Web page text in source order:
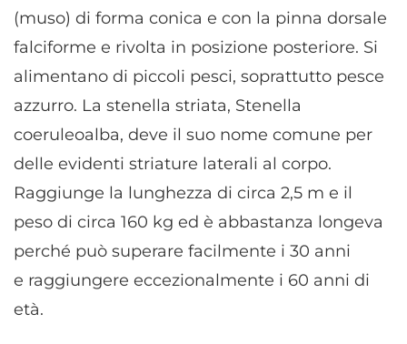
(muso) di forma conica e con la pinna dorsale
falciforme e rivolta in posizione posteriore. Si
alimentano di piccoli pesci, soprattutto pesce
azzurro. La stenella striata, Stenella
coeruleoalba, deve il suo nome comune per
delle evidenti striature laterali al corpo.
Raggiunge la lunghezza di circa 2,5 m e il
peso di circa 160 kg ed è abbastanza longeva
perché può superare facilmente i 30 anni
e raggiungere eccezionalmente i 60 anni di
età.